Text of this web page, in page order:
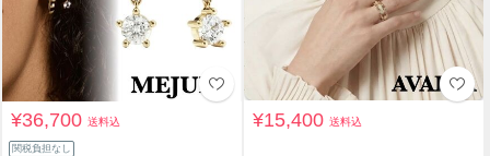
¥36,700送料込
関税負担なし
¥15,400送料込